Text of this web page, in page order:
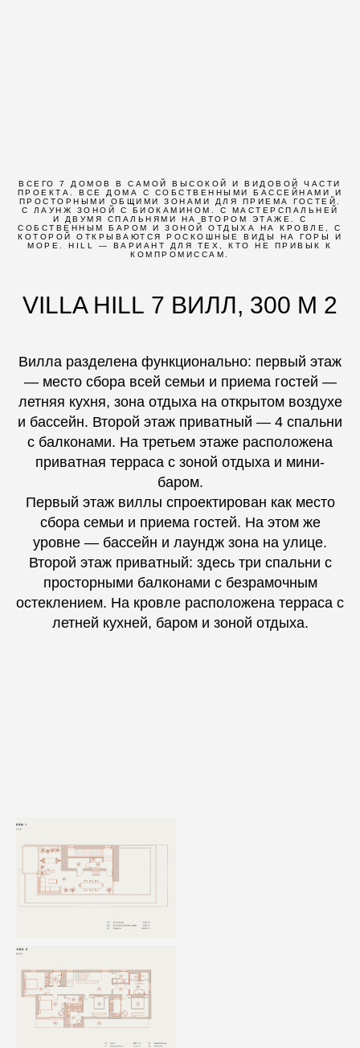
ВСЕГО 7 ДОМОВ В САМОЙ ВЫСОКОЙ И ВИДОВОЙ ЧАСТИ
ПРОЕКТА. ВСЕ ДОМА С СОБСТВЕННЫМИ БАССЕЙНАМИ И
ПРОСТОРНЫМИ ОБЩИМИ ЗОНАМИ ДЛЯ ПРИЕМА ГОСТЕЙ.
С ЛАУНЖ ЗОНОЙ С БИОКАМИНОМ. С МАСТЕРСПАЛЬНЕЙ
И ДВУМЯ СПАЛЬНЯМИ НА ВТОРОМ ЭТАЖЕ. С
СОБСТВЕННЫМ БАРОМ И ЗОНОЙ ОТДЫХА НА КРОВЛЕ, С
КОТОРОЙ ОТКРЫВАЮТСЯ РОСКОШНЫЕ ВИДЫ НА ГОРЫ И
МОРЕ. HILL — ВАРИАНТ ДЛЯ ТЕХ, КТО НЕ ПРИВЫК К
КОМПРОМИССАМ.
VILLA HILL 7 ВИЛЛ, 300 М 2
Вилла разделена функционально: первый этаж
— место сбора всей семьи и приема гостей —
летняя кухня, зона отдыха на открытом воздухе
и бассейн. Второй этаж приватный — 4 спальни
с балконами. На третьем этаже расположена
приватная терраса с зоной отдыха и мини-
баром.
Первый этаж виллы спроектирован как место
сбора семьи и приема гостей. На этом же
уровне — бассейн и лаундж зона на улице.
Второй этаж приватный: здесь три спальни с
просторными балконами с безрамочным
остеклением. На кровле расположена терраса с
летней кухней, баром и зоной отдыха.